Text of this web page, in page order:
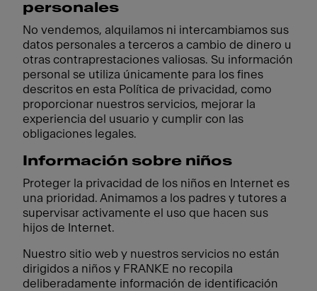
personales
No vendemos, alquilamos ni intercambiamos sus
datos personales a terceros a cambio de dinero u
otras contraprestaciones valiosas. Su información
personal se utiliza únicamente para los fines
descritos en esta Política de privacidad, como
proporcionar nuestros servicios, mejorar la
experiencia del usuario y cumplir con las
obligaciones legales.
Información sobre niños
Proteger la privacidad de los niños en Internet es
una prioridad. Animamos a los padres y tutores a
supervisar activamente el uso que hacen sus
hijos de Internet.
Nuestro sitio web y nuestros servicios no están
dirigidos a niños y FRANKE no recopila
deliberadamente información de identificación